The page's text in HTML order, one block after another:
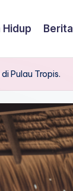
Hidup Berita
Pulau Tropis.